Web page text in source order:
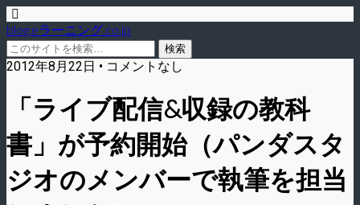
blog.eラーニング.co.jp
2012年8月22日 • コメントなし
「ライブ配信&収録の教科
書」が予約開始（パンダスタ
ジオのメンバーで執筆を担当